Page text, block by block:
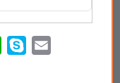
WhatsApp
Skype